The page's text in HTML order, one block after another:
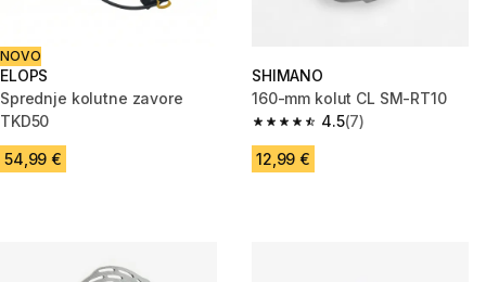
NOVO
ELOPS
Sprednje kolutne zavore
TKD50
54,99 €
SHIMANO
160-mm kolut CL SM-RT10
4.5
4.5 od 5 zvezdic from 7 ocene
(7)
12,99 €